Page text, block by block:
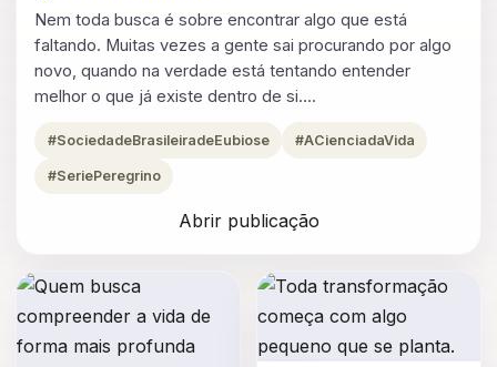
Nem toda busca é sobre encontrar algo que está
faltando. Muitas vezes a gente sai procurando por algo
novo, quando na verdade está tentando entender
melhor o que já existe dentro de si....
#SociedadeBrasileiradeEubiose #ACienciadaVida
#SeriePeregrino
Abrir publicação